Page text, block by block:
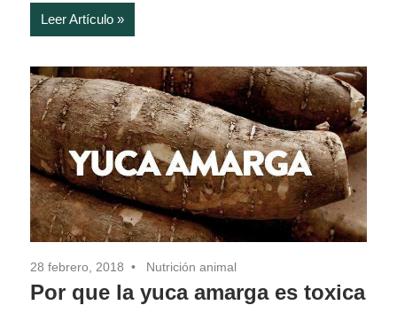
Leer Artículo
28 febrero, 2018 Nutrición animal
Por que la yuca amarga es toxica